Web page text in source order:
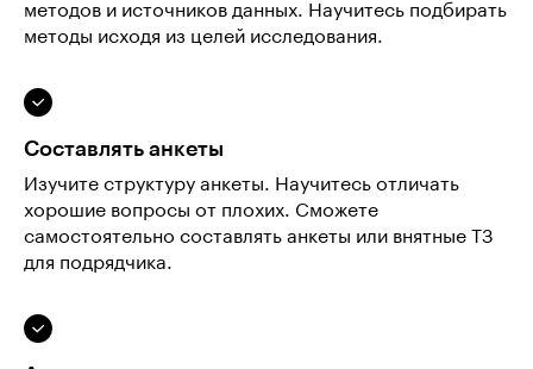
методов и источников данных. Научитесь подбирать
методы исходя из целей исследования.
Составлять анкеты
Изучите структуру анкеты. Научитесь отличать
хорошие вопросы от плохих. Сможете
самостоятельно составлять анкеты или внятные ТЗ
для подрядчика.